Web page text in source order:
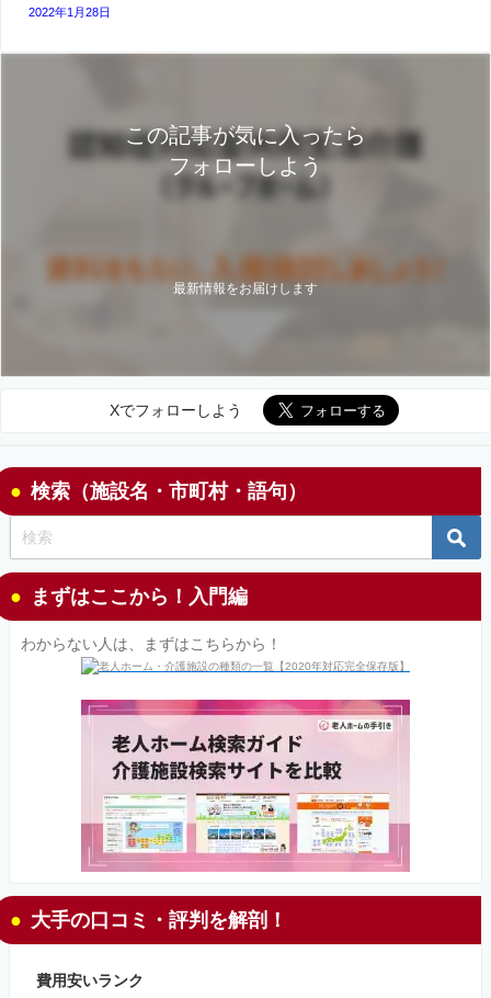
2022年1月28日
この記事が気に入ったら
フォローしよう
最新情報をお届けします
Xでフォローしよう
検索（施設名・市町村・語句）
まずはここから！入門編
わからない人は、まずはこちらから！
大手の口コミ・評判を解剖！
費用安いランク